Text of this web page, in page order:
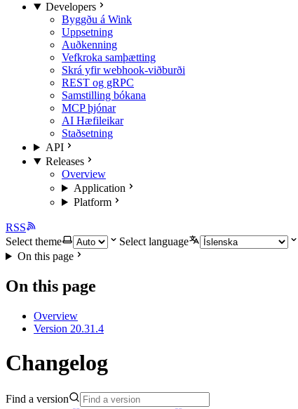
Developers
Byggðu á Wink
Uppsetning
Auðkenning
Vefkroka samþætting
Skrá yfir webhook-viðburði
REST og gRPC
Samstilling bókana
MCP þjónar
AI Hæfileikar
Staðsetning
API
Releases
Overview
Application
Platform
RSS
Select theme
Select language
On this page
On this page
Overview
Version 20.31.4
Changelog
Find a version